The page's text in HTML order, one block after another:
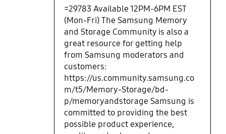
=29783 Available 12PM-6PM EST
(Mon-Fri) The Samsung Memory
and Storage Community is also a
great resource for getting help
from Samsung moderators and
customers:
https://us.community.samsung.co
m/t5/Memory-Storage/bd-
p/memoryandstorage Samsung is
committed to providing the best
possible product experience,